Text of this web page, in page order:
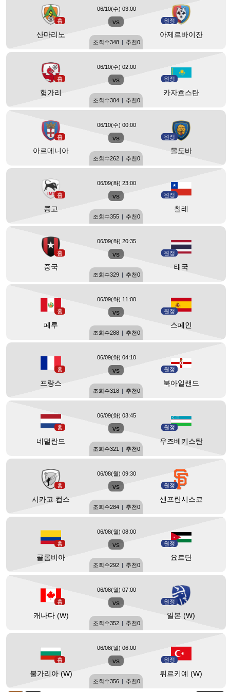
홈
산마리노
vs 원정
아제르바이잔
06/10(수) 03:00
조회수348 | 추천0
홈
헝가리
vs 원정
카자흐스탄
06/10(수) 02:00
조회수304 | 추천0
홈
아르메니아
vs 원정
몰도바
06/10(수) 00:00
조회수262 | 추천0
홈
콩고
vs 원정
칠레
06/09(화) 23:00
조회수355 | 추천0
홈
중국
vs 원정
태국
06/09(화) 20:35
조회수329 | 추천0
홈
페루
vs 원정
스페인
06/09(화) 11:00
조회수288 | 추천0
홈
프랑스
vs 원정
북아일랜드
06/09(화) 04:10
조회수318 | 추천0
홈
네덜란드
vs 원정
우즈베키스탄
06/09(화) 03:45
조회수321 | 추천0
홈
시카고 컵스
vs 원정
샌프란시스코
06/08(월) 09:30
조회수284 | 추천0
홈
콜롬비아
vs 원정
요르단
06/08(월) 08:00
조회수292 | 추천0
홈
캐나다 (W)
vs 원정
일본 (W)
06/08(월) 07:00
조회수352 | 추천0
홈
불가리아 (W)
vs 원정
튀르키예 (W)
06/08(월) 06:00
조회수356 | 추천0